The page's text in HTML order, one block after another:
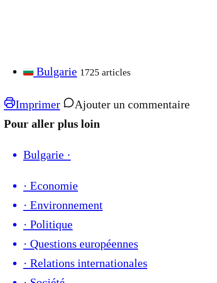
Bulgarie 1725 articles
Imprimer
Ajouter un commentaire
Pour aller plus loin
Bulgarie ·
· Economie
· Environnement
· Politique
· Questions européennes
· Relations internationales